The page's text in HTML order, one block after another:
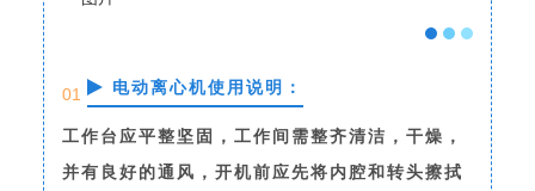
01 电动离心机使用说明：
工作台应平整坚固，工作间需整齐清洁，干燥，
并有良好的通风，开机前应先将内腔和转头擦拭